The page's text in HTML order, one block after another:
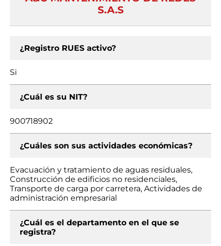
S.A.S
¿Registro RUES activo?
Si
¿Cuál es su NIT?
900718902
¿Cuáles son sus actividades económicas?
Evacuación y tratamiento de aguas residuales,
Construcción de edificios no residenciales,
Transporte de carga por carretera, Actividades de
administración empresarial
¿Cuál es el departamento en el que se
registra?